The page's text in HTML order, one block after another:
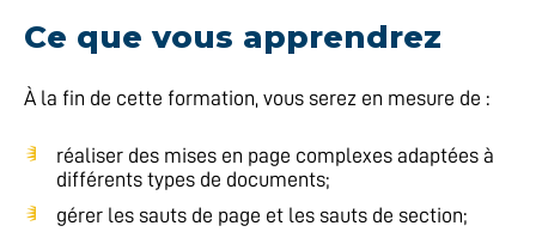
Ce que vous apprendrez
À la fin de cette formation, vous serez en mesure de :
réaliser des mises en page complexes adaptées à
différents types de documents;
gérer les sauts de page et les sauts de section;